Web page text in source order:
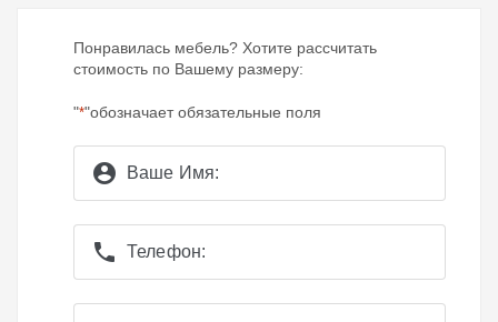
Понравилась мебель? Хотите рассчитать
стоимость по Вашему размеру:
"*"обозначает обязательные поля
account_circle Ваше Имя:
phone Телефон: